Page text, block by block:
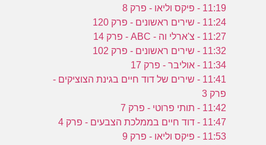
11:19 - פיקס וליאו - פרק 8
11:24 - שירים ראשונים - פרק 120
11:27 - צ'ארלי וה - ABC - פרק 14
11:32 - שירים ראשונים - פרק 102
11:34 - אוליבר - פרק 17
11:41 - שירים של דוד חיים בגינת הצוציקים -
פרק 3
11:42 - תותי פרוטי - פרק 7
11:47 - דוד חיים בממלכת הצבעים - פרק 4
11:53 - פיקס וליאו - פרק 9